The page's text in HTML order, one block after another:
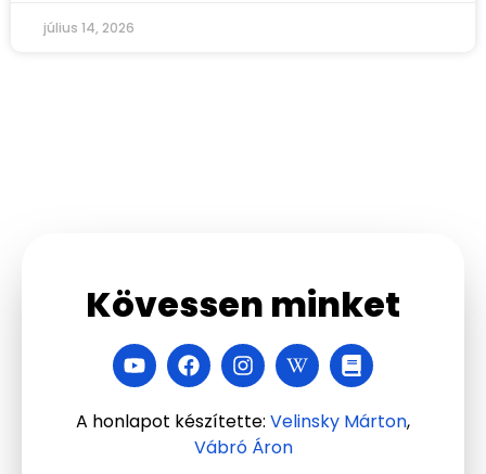
július 14, 2026
Kövessen minket
A honlapot készítette: Velinsky Márton,
Vábró Áron